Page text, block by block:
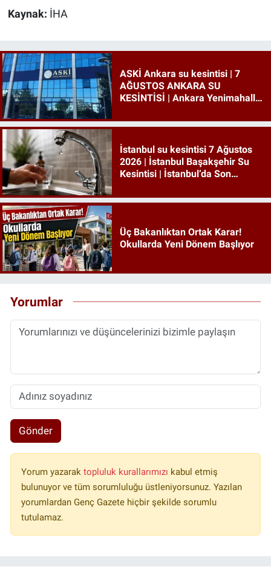
Kaynak: İHA
ASKİ Ankara su kesintisi | 7
AĞUSTOS ANKARA SU
KESİNTİSİ | Ankara Yenimahalle
İstanbul su kesintisi 7 Ağustos
2026 | İstanbul Başakşehir Su
Kesintisi | İstanbul’da Son
Üç Bakanlıktan Ortak Karar!
Okullarda Yeni Dönem Başlıyor
Yorumlar
Gönder
Yorum yazarak topluluk kurallarımızı kabul etmiş
bulunuyor ve tüm sorumluluğu üstleniyorsunuz. Yazılan
yorumlardan Genç Gazete hiçbir şekilde sorumlu
tutulamaz.